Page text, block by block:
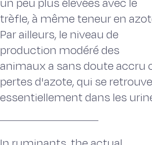
trèfle, à même teneur en
Par ailleurs, le niveau de
production modéré des
animaux a sans doute accru
pertes d'azote, qui se retrouve
essentiellement dans les